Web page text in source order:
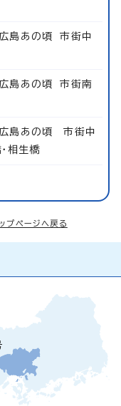
島あの頃 市街中
島あの頃 市街南
島あの頃 市街中
相生橋
ップページへ戻る